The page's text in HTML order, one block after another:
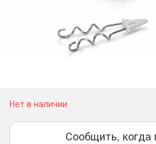
Нет в наличии
Сообщить, когда